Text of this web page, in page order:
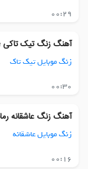
00:29
آهنگ زنگ تیک تاکی The Cage معروف
زنگ موبایل تیک تاک
00:30
آهنگ زنگ عاشقانه
زنگ موبایل عاشقانه
00:16